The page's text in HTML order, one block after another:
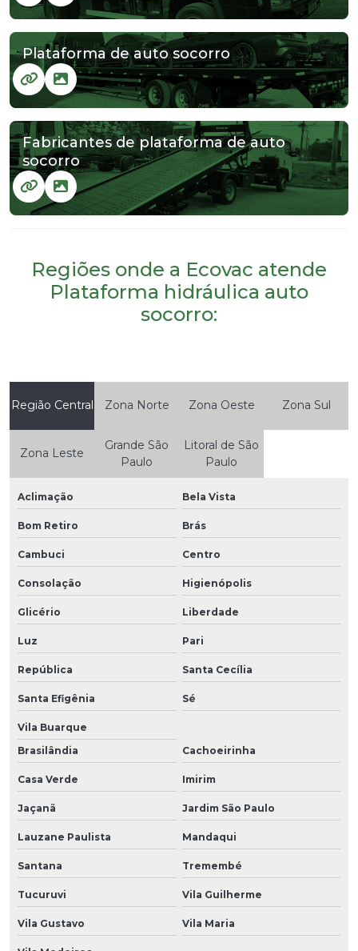
Plataforma de auto socorro
Fabricantes de plataforma de auto
socorro
Regiões onde a Ecovac atende
Plataforma hidráulica auto
socorro:
Região Central Zona Norte Zona Oeste Zona Sul
Zona Leste
Grande São
Paulo
Litoral de São
Paulo
Aclimação Bela Vista
Bom Retiro Brás
Cambuci Centro
Consolação Higienópolis
Glicério Liberdade
Luz Pari
República Santa Cecília
Santa Efigênia Sé
Vila Buarque
Brasilândia
Cachoeirinha
Casa Verde Imirim
Jaçanã Jardim São Paulo
Lauzane Paulista Mandaqui
Santana Tremembé
Tucuruvi Vila Guilherme
Vila Gustavo Vila Maria